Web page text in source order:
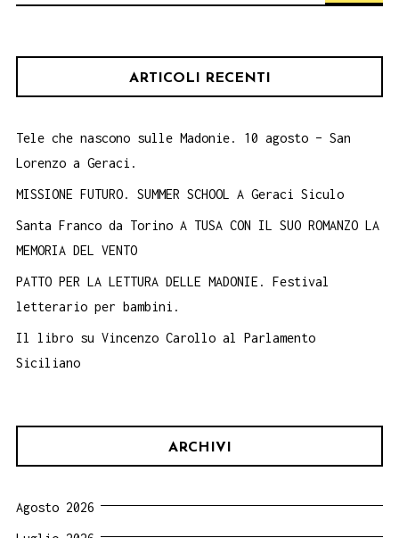
ARTICOLI RECENTI
Tele che nascono sulle Madonie. 10 agosto – San
Lorenzo a Geraci.
MISSIONE FUTURO. SUMMER SCHOOL A Geraci Siculo
Santa Franco da Torino A TUSA CON IL SUO ROMANZO LA
MEMORIA DEL VENTO
PATTO PER LA LETTURA DELLE MADONIE. Festival
letterario per bambini.
Il libro su Vincenzo Carollo al Parlamento
Siciliano
ARCHIVI
Agosto 2026